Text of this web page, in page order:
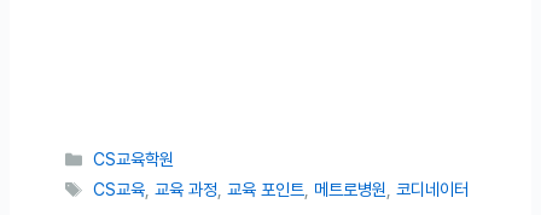
카테고리
CS교육학원
태그
CS교육 ,교육 과정 ,교육 포인트 메트로병원 ,코디네이터